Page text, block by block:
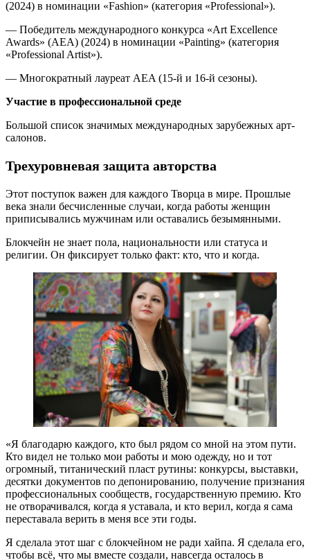
(2024) в номинации «Fashion» (категория «Professional»).
— Победитель международного конкурса «Art Excellence
Awards» (AEA) (2024) в номинации «Painting» (категория
«Professional Artist»).
— Многократный лауреат AEA (15‑й и 16‑й сезоны).
Участие в профессиональной среде
Большой список значимых международных зарубежных арт-
салонов.
Трехуровневая защита авторства
Этот поступок важен для каждого Творца в мире. Прошлые
века знали бесчисленные случаи, когда работы женщин
приписывались мужчинам или оставались безымянными.
Блокчейн не знает пола, национальности или статуса и
религии. Он фиксирует только факт: кто, что и когда.
«Я благодарю каждого, кто был рядом со мной на этом пути.
Кто видел не только мои работы и мою одежду, но и тот
огромный, титанический пласт рутины: конкурсы, выставки,
десятки документов по депонированию, получение признания
профессиональных сообществ, государственную премию. Кто
не отворачивался, когда я уставала, и кто верил, когда я сама
переставала верить в меня все эти годы.
Я сделала этот шаг с блокчейном не ради хайпа. Я сделала его,
чтобы всё, что мы вместе создали, навсегда осталось в